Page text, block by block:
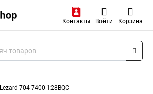
Контакты Войти Корзина
Lezard 704-7400-128BQC